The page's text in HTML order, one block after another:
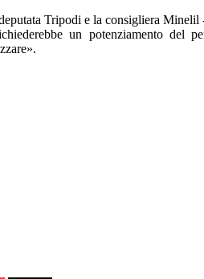
Tripodi e la consigliera
un potenziamento